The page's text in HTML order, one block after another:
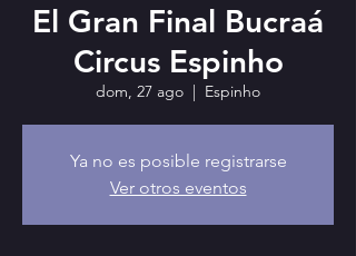
El Gran Final Bucraá
Circus Espinho
dom, 27 ago
  |
Espinho
Ya no es posible registrarse
Ver otros eventos